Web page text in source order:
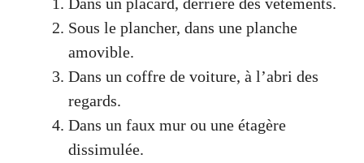
Sous le plancher, dans une planche
amovible.
Dans un coffre de voiture, à l’abri des
regards.
Dans un faux mur ou une étagère
dissimulée.